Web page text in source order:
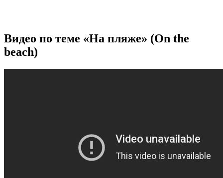
Видео по теме «На пляже» (On the
beach)